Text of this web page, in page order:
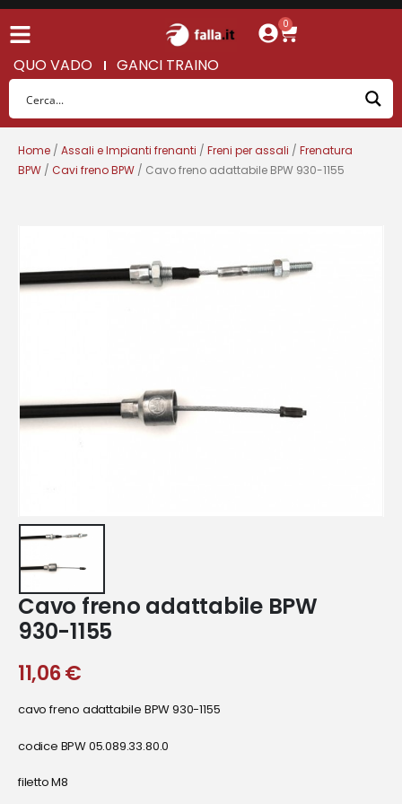
0
QUO VADO GANCI TRAINO
Home / Assali e Impianti frenanti / Freni per assali / Frenatura
BPW / Cavi freno BPW / Cavo freno adattabile BPW 930-1155
Cavo freno adattabile BPW
930-1155
11,06€
cavo freno adattabile BPW 930-1155
codice BPW 05.089.33.80.0
filetto M8